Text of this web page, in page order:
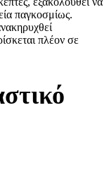
παγκοσμίως.
πλέον σε